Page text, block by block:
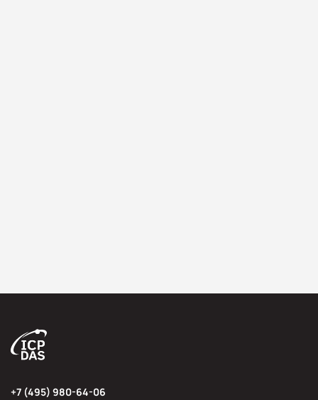
+7 (495) 980-64-06